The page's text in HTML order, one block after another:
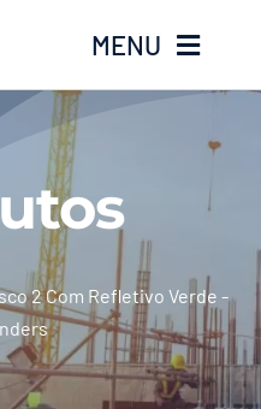
MENU
2 Com Refletivo Verde -